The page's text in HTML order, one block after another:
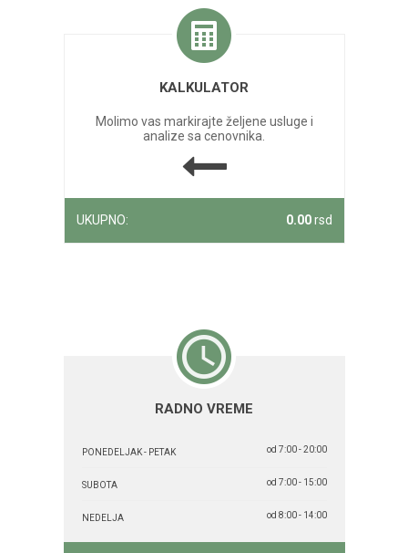
KALKULATOR
Molimo vas markirajte željene usluge i
analize sa cenovnika.
UKUPNO: 0.00rsd
RADNO VREME
PONEDELJAK - PETAK od 7:00 - 20:00
SUBOTA od 7:00 - 15:00
NEDELJA od 8:00 - 14:00